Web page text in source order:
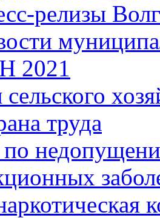
релизы
2021
труда